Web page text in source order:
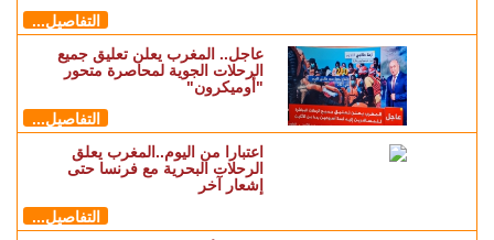
التفاصيل...
عاجل.. المغرب يعلن تعليق جميع
الرحلات الجوية لمحاصرة متحور
"أوميكرون"
التفاصيل...
اعتبارا من اليوم..المغرب يعلق
الرحلات البحرية مع فرنسا حتى
إشعار آخر
التفاصيل...